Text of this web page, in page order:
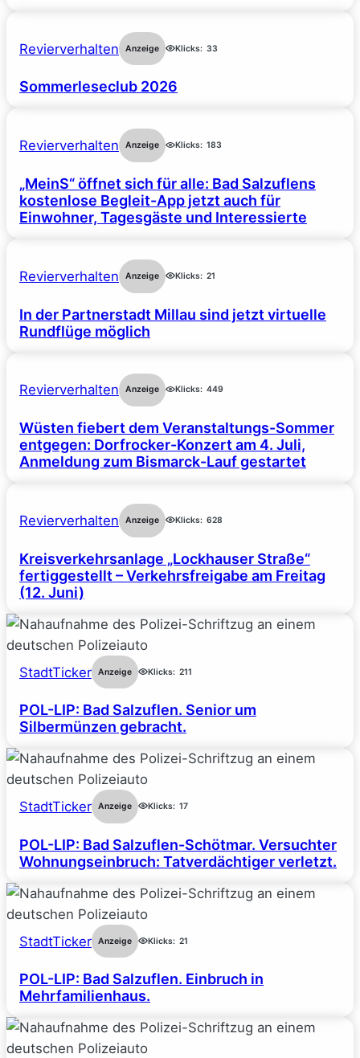
Revierverhalten Anzeige Klicks: 33
Sommerleseclub 2026
Revierverhalten Anzeige Klicks: 183
„MeinS“ öffnet sich für alle: Bad Salzuflens
kostenlose Begleit-App jetzt auch für
Einwohner, Tagesgäste und Interessierte
Revierverhalten Anzeige Klicks: 21
In der Partnerstadt Millau sind jetzt virtuelle
Rundflüge möglich
Revierverhalten Anzeige Klicks: 449
Wüsten fiebert dem Veranstaltungs-Sommer
entgegen: Dorfrocker-Konzert am 4. Juli,
Anmeldung zum Bismarck-Lauf gestartet
Revierverhalten Anzeige Klicks: 628
Kreisverkehrsanlage „Lockhauser Straße“
fertiggestellt – Verkehrsfreigabe am Freitag
(12. Juni)
StadtTicker Anzeige Klicks: 211
POL-LIP: Bad Salzuflen. Senior um
Silbermünzen gebracht.
StadtTicker Anzeige Klicks: 17
POL-LIP: Bad Salzuflen-Schötmar. Versuchter
Wohnungseinbruch: Tatverdächtiger verletzt.
StadtTicker Anzeige Klicks: 21
POL-LIP: Bad Salzuflen. Einbruch in
Mehrfamilienhaus.